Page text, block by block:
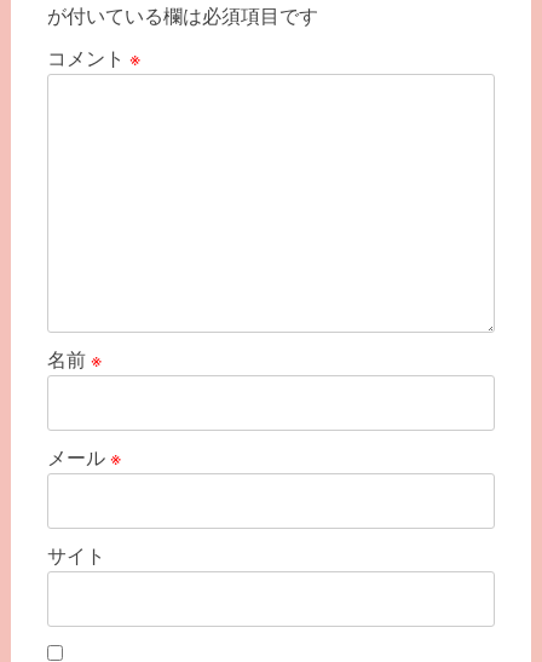
が付いている欄は必須項目です
コメント ※
名前 ※
メール ※
サイト